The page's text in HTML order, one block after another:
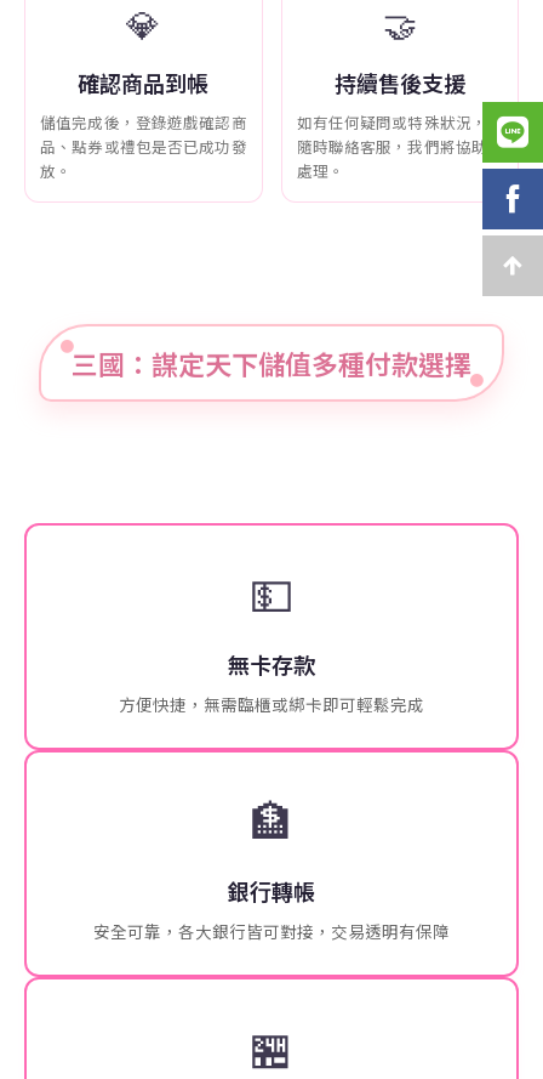
💎
確認商品到帳
儲值完成後，登錄遊戲確認商
品、點券或禮包是否已成功發
放。
🤝
持續售後支援
如有任何疑問或特殊狀況，可
隨時聯絡客服，我們將協助您
處理。
三國：謀定天下儲值多種付款選擇
💵
無卡存款
方便快捷，無需臨櫃或綁卡即可輕鬆完成
🏦
銀行轉帳
安全可靠，各大銀行皆可對接，交易透明有保障
🏪